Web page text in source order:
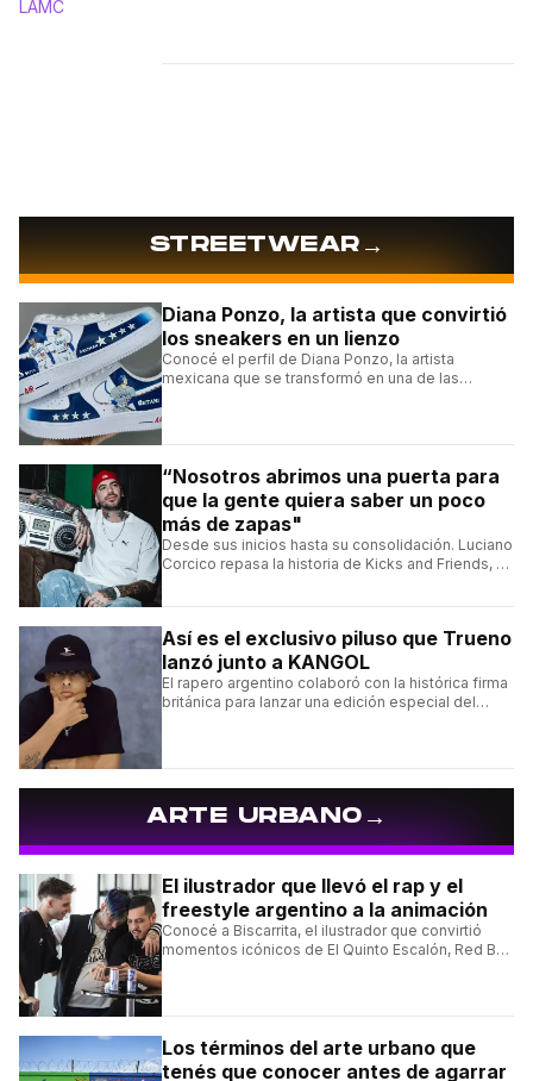
STREETWEAR→
Diana Ponzo, la artista que convirtió
los sneakers en un lienzo
Conocé el perfil de Diana Ponzo, la artista
mexicana que se transformó en una de las
“Nosotros abrimos una puerta para
que la gente quiera saber un poco
más de zapas"
Desde sus inicios hasta su consolidación. Luciano
Corcico repasa la historia de Kicks and Friends, el
Así es el exclusivo piluso que Trueno
lanzó junto a KANGOL
El rapero argentino colaboró con la histórica firma
británica para lanzar una edición especial del
ARTE URBANO→
El ilustrador que llevó el rap y el
freestyle argentino a la animación
Conocé a Biscarrita, el ilustrador que convirtió
momentos icónicos de El Quinto Escalón, Red Bull
Los términos del arte urbano que
tenés que conocer antes de agarrar